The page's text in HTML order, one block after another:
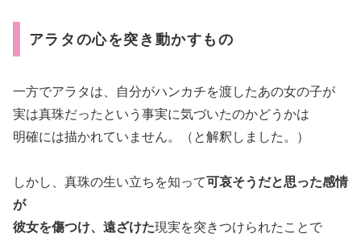
アラタの心を突き動かすもの
一方でアラタは、自分がハンカチを渡したあの女の子が
実は真珠だったという事実に気づいたのかどうかは
明確には描かれていません。（と解釈しました。）
しかし、真珠の生い立ちを知って可哀そうだと思った感情
が
彼女を傷つけ、遠ざけた現実を突きつけられたことで